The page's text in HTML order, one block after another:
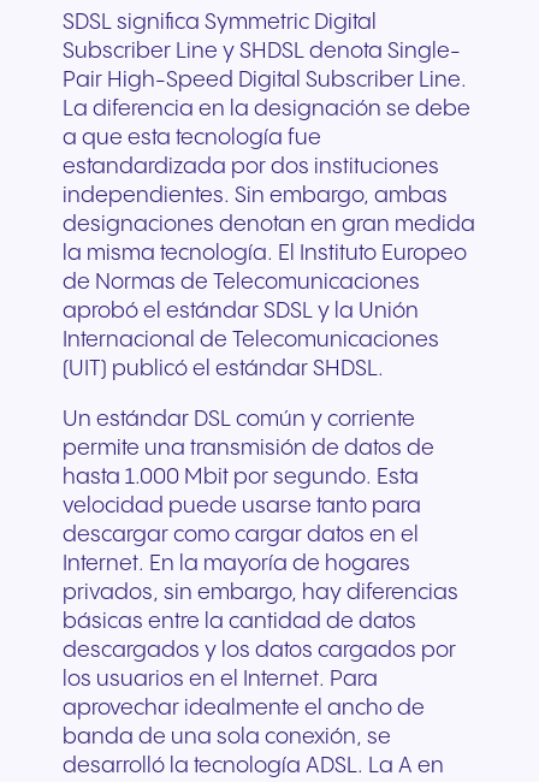
SDSL significa Symmetric Digital
Subscriber Line y SHDSL denota Single-
Pair High-Speed Digital Subscriber Line.
La diferencia en la designación se debe
a que esta tecnología fue
estandardizada por dos instituciones
independientes. Sin embargo, ambas
designaciones denotan en gran medida
la misma tecnología. El Instituto Europeo
de Normas de Telecomunicaciones
aprobó el estándar SDSL y la Unión
Internacional de Telecomunicaciones
(UIT) publicó el estándar SHDSL.
Un estándar DSL común y corriente
permite una transmisión de datos de
hasta 1.000 Mbit por segundo. Esta
velocidad puede usarse tanto para
descargar como cargar datos en el
Internet. En la mayoría de hogares
privados, sin embargo, hay diferencias
básicas entre la cantidad de datos
descargados y los datos cargados por
los usuarios en el Internet. Para
aprovechar idealmente el ancho de
banda de una sola conexión, se
desarrolló la tecnología ADSL. La A en